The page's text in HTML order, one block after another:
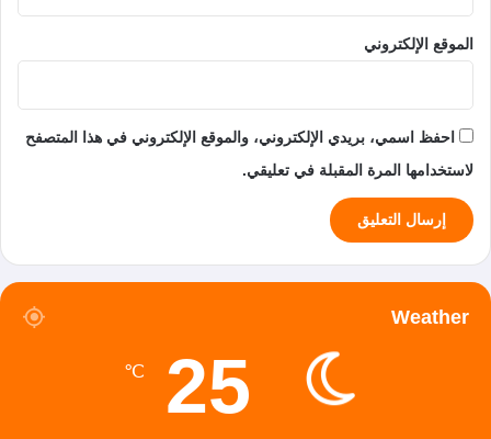
الموقع الإلكتروني
احفظ اسمي، بريدي الإلكتروني، والموقع الإلكتروني في هذا المتصفح
لاستخدامها المرة المقبلة في تعليقي.
Weather
25
℃